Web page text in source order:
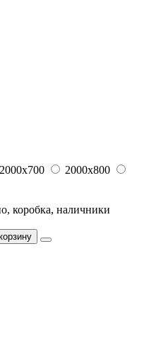
2000x700
2000x800
коробка, наличники